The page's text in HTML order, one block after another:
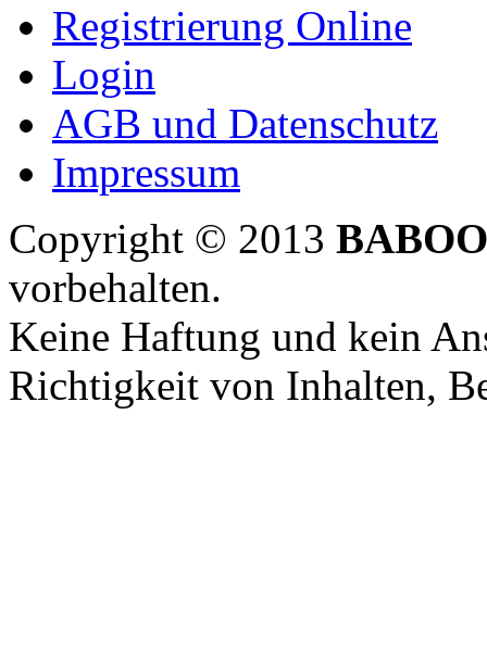
Registrierung Online
Login
AGB und Datenschutz
Impressum
Copyright © 2013
vorbehalten.
Keine Haftung und kein
Richtigkeit von Inhalten,